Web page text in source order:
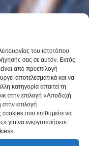
του ιστοτόπου
σας σε αυτόν. Εκτός
από προεπιλογή
αποτελεσματικά και να
κατηγορία απαιτεί τη
στην επιλογή «Αποδοχή
επιλογή
cookies που επιθυμείτε να
για να ενεργοποιήσετε